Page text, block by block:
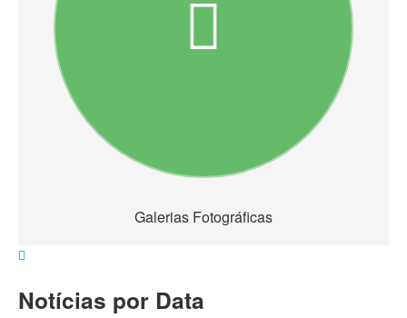
Galerias Fotográficas
Notícias por Data